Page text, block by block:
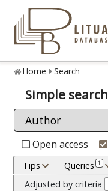
Home Search
Simple search
Open access
Tips Queries 1
Adjusted by criteria